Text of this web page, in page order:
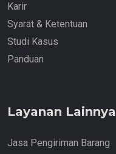
Karir
Syarat & Ketentuan
Studi Kasus
Panduan
Layanan Lainnya
Jasa Pengiriman Barang